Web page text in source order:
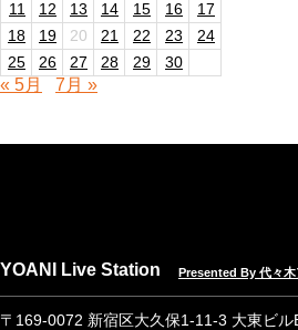
11
12 13 14 15 16
17
18
19 20 21 22 23
24
25
26 27 28 29 30
« 5月 7月 »
YOANI Live Station Presented By 代々木
〒169-0072 新宿区大久保1-11-3 大東ビ